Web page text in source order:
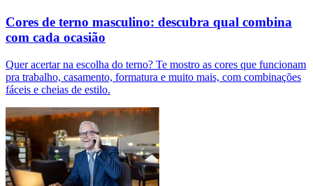
Cores de terno masculino: descubra qual combina
com cada ocasião
Quer acertar na escolha do terno? Te mostro as cores que funcionam
pra trabalho, casamento, formatura e muito mais, com combinações
fáceis e cheias de estilo.